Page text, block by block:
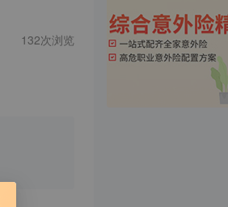
132次浏览